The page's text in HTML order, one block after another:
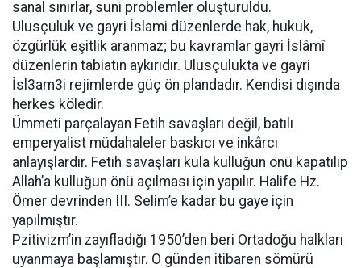
sanal sınırlar, suni problemler oluşturuldu.
Ulusçuluk ve gayri İslami düzenlerde hak, hukuk,
özgürlük eşitlik aranmaz; bu kavramlar gayri İslâmî
düzenlerin tabiatın aykırıdır. Ulusçulukta ve gayri
İsl3am3i rejimlerde güç ön plandadır. Kendisi dışında
herkes köledir.
Ümmeti parçalayan Fetih savaşları değil, batılı
emperyalist müdahaleler baskıcı ve inkârcı
anlayışlardır. Fetih savaşları kula kulluğun önü kapatılıp
Allah’a kulluğun önü açılması için yapılır. Halife Hz.
Ömer devrinden III. Selim’e kadar bu gaye için
yapılmıştır.
Pzitivizm’in zayıfladığı 1950’den beri Ortadoğu halkları
uyanmaya başlamıştır. O günden itibaren sömürü